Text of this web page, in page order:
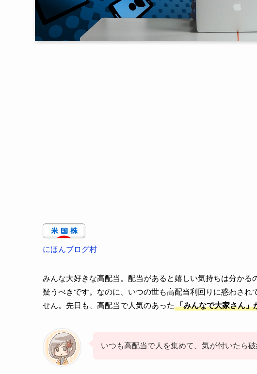
にほんブログ村
みんな大好きな高配当。配当があると嬉しい気持ちは分か
疑うべきです。なのに、いつの世も高配当利回りに惑わされ
せん。先日も、高配当で人気のあった 「みんなで大家さん」
いつも高配当で人を集めて、気が付いたら